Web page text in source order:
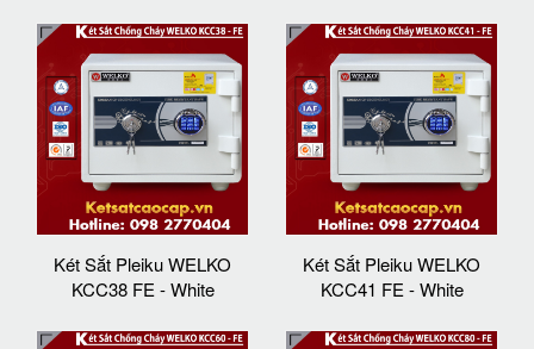
Két Sắt Pleiku WELKO
KCC38 FE - White
Két Sắt Pleiku WELKO
KCC41 FE - White